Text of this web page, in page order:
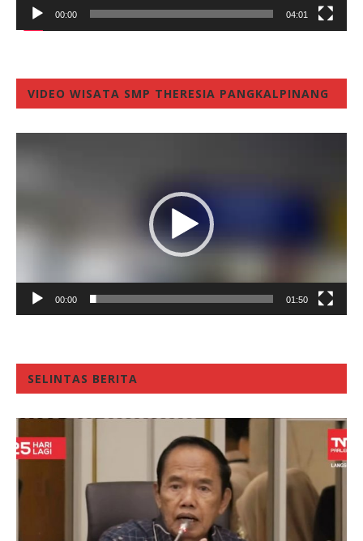
00:00 04:01
VIDEO WISATA SMP THERESIA PANGKALPINANG
00:00 01:50
SELINTAS BERITA